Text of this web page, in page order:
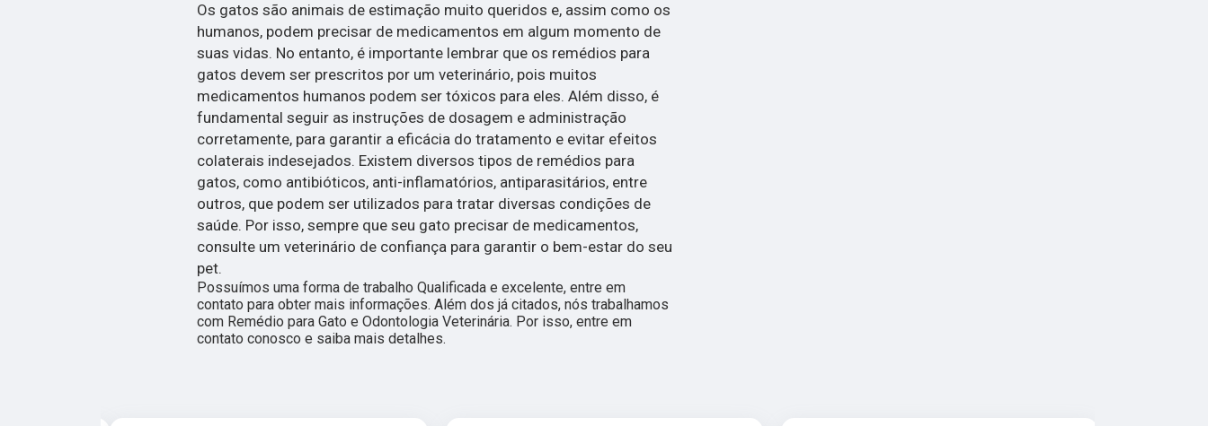
Os gatos são animais de estimação muito queridos e, assim como os
humanos, podem precisar de medicamentos em algum momento de
suas vidas. No entanto, é importante lembrar que os remédios para
gatos devem ser prescritos por um veterinário, pois muitos
medicamentos humanos podem ser tóxicos para eles. Além disso, é
fundamental seguir as instruções de dosagem e administração
corretamente, para garantir a eficácia do tratamento e evitar efeitos
colaterais indesejados. Existem diversos tipos de remédios para
gatos, como antibióticos, anti-inflamatórios, antiparasitários, entre
outros, que podem ser utilizados para tratar diversas condições de
saúde. Por isso, sempre que seu gato precisar de medicamentos,
consulte um veterinário de confiança para garantir o bem-estar do seu
pet.
Possuímos uma forma de trabalho Qualificada e excelente, entre em
contato para obter mais informações. Além dos já citados, nós trabalhamos
com Remédio para Gato e Odontologia Veterinária. Por isso, entre em
contato conosco e saiba mais detalhes.